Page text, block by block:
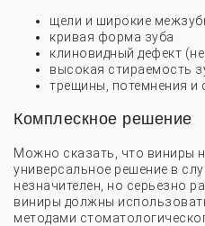
щели и широкие
кривая форма зуба
клиновидный дефект
высокая стираемость
трещины, потемнения и
Комплескное решение
Можно сказать, что виниры
универсальное решение в
незначителен, но серьезно
виниры должны
методами